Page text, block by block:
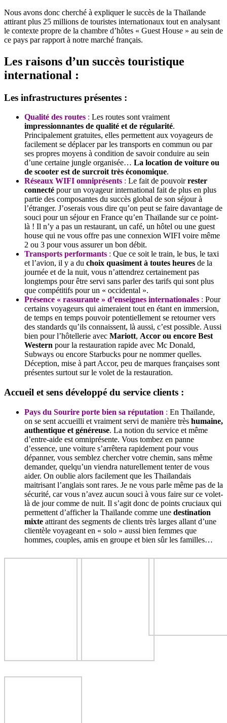
Nous avons donc cherché à expliquer le succès de la Thaïlande
attirant plus 25 millions de touristes internationaux tout en analysant
le contexte propre de la chambre d’hôtes « Guest House » au sein de
ce pays par rapport à notre marché français.
Les raisons d’un succès touristique
international :
Les infrastructures présentes :
Qualité des routes : Les routes sont vraiment
impressionnantes de qualité et de régularité.
Principalement gratuites, elles permettent aux voyageurs de
facilement se déplacer par les transports en commun ou par
ses propres moyens à condition de savoir conduire au sein
d’une certaine jungle organisée… La location de voiture ou
de scooter est de surcroit très économique.
Réseaux WIFI omniprésents : Le fait de pouvoirrester
connecté pour un voyageur international fait de plus en plus
partie des composantes du succès global de son séjour à
l’étranger. J’oserais vous dire qu’on peut se faire davantage de
souci pour un séjour en France qu’en Thaïlande sur ce point-
là ! Il n’y a pas un restaurant, un café, un hôtel ou une guest
house qui ne vous offre pas une connexion WIFI voire même
2 ou 3 pour vous assurer un bon débit.
Transports performants : Que ce soit le train, le bus, le taxi
et l’avion, il y a du choix quasiment à toutes heures de la
journée et de la nuit, vous n’attendrez certainement pas
longtemps pour être servi sans parler des tarifs qui sont plus
que compétitifs pour un « occidental ».
Présence « rassurante » d’enseignes internationales : Pour
certains voyageurs qui aimeraient tout en étant en immersion,
de temps en temps pouvoir potentiellement se retourner vers
des standards qu’ils connaissent, là aussi, c’est possible. Aussi
bien pour l’hôtellerie avec Mariott, Accor ou encore Best
Western pour la restauration rapide avec Mc Donald,
Subways ou encore Starbucks pour ne nommer quelles.
Déception, mise à part Accor, peu de marques françaises sont
présentes surtout sur le volet de la restauration.
Accueil et sens développé du service clients :
Pays du Sourire porte bien sa réputation : En Thaïlande,
on se sent accueilli et vraiment servi de manière très humaine,
authentique et généreuse. La notion du service et même
d’entre-aide est omniprésente. Vous tombez en panne
d’essence, une voiture s’arrêtera rapidement pour vous
dépanner, vous semblez chercher votre chemin, sans même
demander, quelqu’un viendra naturellement tenter de vous
aider. On oublie alors facilement que les Thaïlandais
maitrisant l’anglais sont rares. Je ne vous parle même pas de la
sécurité, car vous n’avez aucun souci à vous faire sur ce volet-
là de jour comme de nuit. Il s’agit donc de points cruciaux qui
permettent d’afficher la Thaïlande comme une destination
mixte attirant des segments de clients très larges allant d’une
clientèle voyageant en « solo » aussi bien femmes que
hommes, couples, amis en groupe et bien sûr les familles…